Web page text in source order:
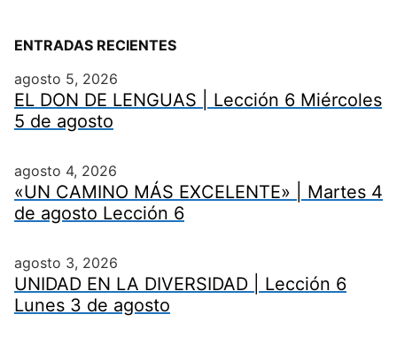
ENTRADAS RECIENTES
agosto 5, 2026
EL DON DE LENGUAS | Lección 6 Miércoles
5 de agosto
agosto 4, 2026
«UN CAMINO MÁS EXCELENTE» | Martes 4
de agosto Lección 6
agosto 3, 2026
UNIDAD EN LA DIVERSIDAD | Lección 6
Lunes 3 de agosto